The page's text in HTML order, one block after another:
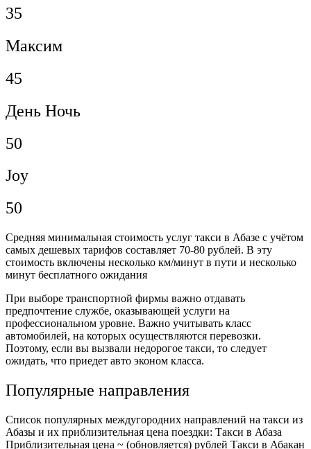
35
Максим
45
День Ночь
50
Joy
50
Средняя минимальная стоимость услуг такси в Абазе с учётом
самых дешевых тарифов составляет 70-80 рублей. В эту
стоимость включены несколько км/минут в пути и несколько
минут бесплатного ожидания
При выборе транспортной фирмы важно отдавать
предпочтение службе, оказывающей услуги на
профессиональном уровне. Важно учитывать класс
автомобилей, на которых осуществляются перевозки.
Поэтому, если вы вызвали недорогое такси, то следует
ожидать, что приедет авто эконом класса.
Популярные направления
Список популярных междугородних направлений на такси из
Абазы и их приблизительная цена поездки: Такси в Абаза
Приблизительная цена ~ (обновляется) рублей Такси в Абакан